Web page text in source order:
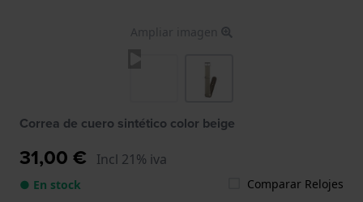
Ampliar imagen
Correa de cuero sintético color beige
31,00 € Incl 21% iva
● En stock Comparar Relojes